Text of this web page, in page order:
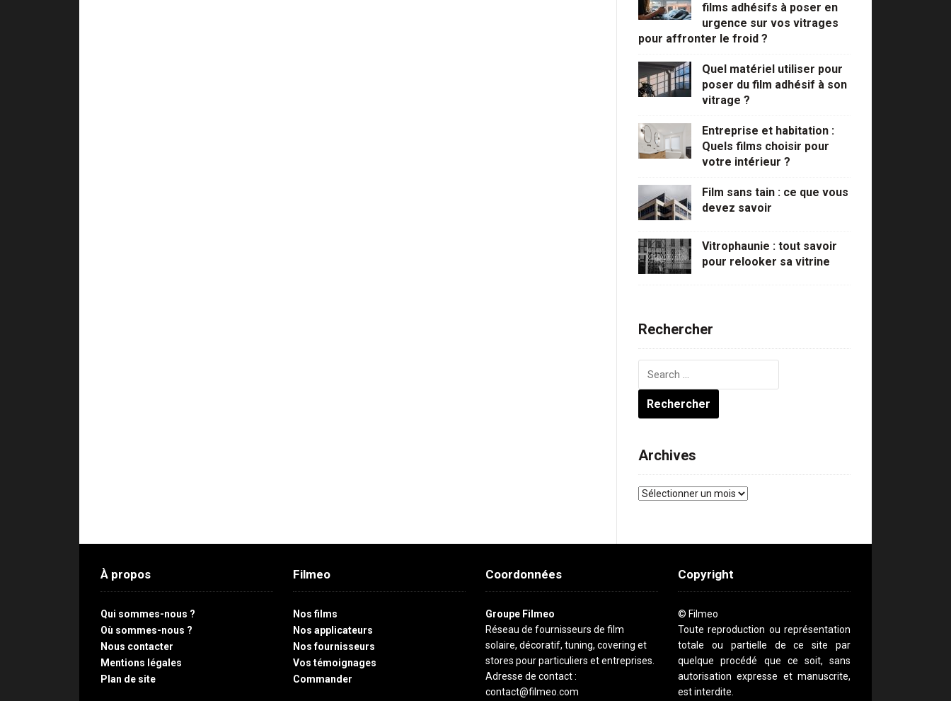
films adhésifs à poser en
urgence sur vos vitrages
pour affronter le froid ?
Quel matériel utiliser pour
poser du film adhésif à son
vitrage ?
Entreprise et habitation :
Quels films choisir pour
votre intérieur ?
Film sans tain : ce que vous
devez savoir
Vitrophaunie : tout savoir
pour relooker sa vitrine
Rechercher
Archives
Archives
À propos
Qui sommes-nous ?
Où sommes-nous ?
Nous contacter
Mentions légales
Plan de site
Filmeo
Nos films
Nos applicateurs
Nos fournisseurs
Vos témoignages
Commander
Coordonnées
Groupe Filmeo
Réseau de fournisseurs de film
solaire, décoratif, tuning, covering et
stores pour particuliers et entreprises.
Adresse de contact :
contact@filmeo.com
Copyright
© Filmeo
Toute reproduction ou représentation
totale ou partielle de ce site par
quelque procédé que ce soit, sans
autorisation expresse et manuscrite,
est interdite.